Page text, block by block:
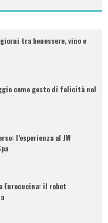
tra benessere, vino e
come gesto di felicità nel
l’esperienza al JW
a Eurocucina: il robot